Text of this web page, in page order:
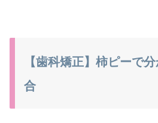
【歯科矯正】柿ピーで
合